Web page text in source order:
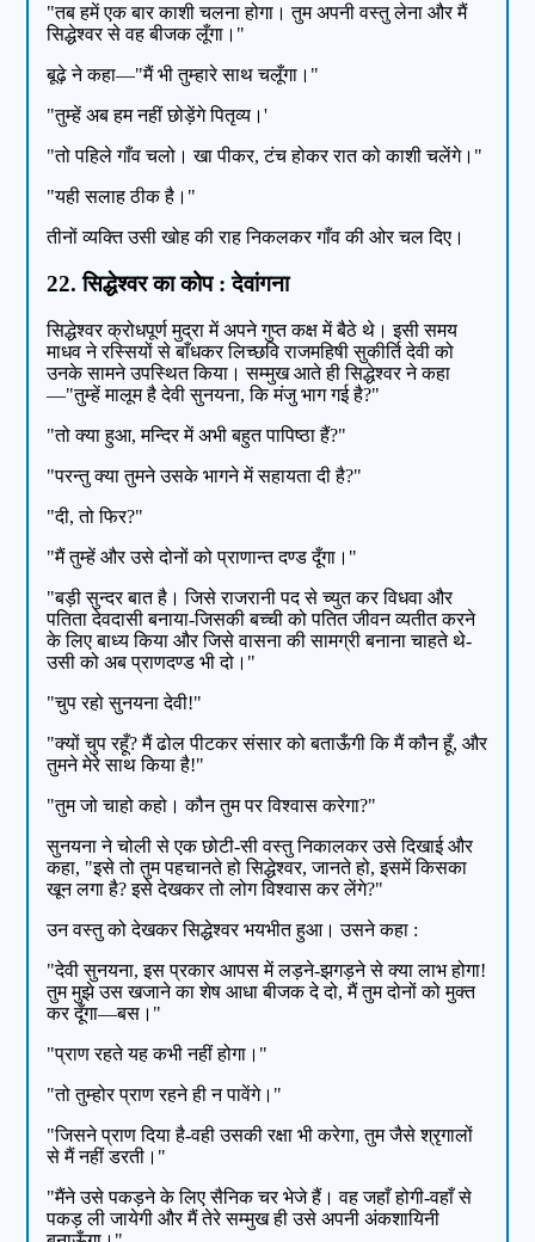
"तब हमें एक बार काशी चलना होगा। तुम अपनी वस्तु लेना और मैं
सिद्धेश्वर से वह बीजक लूँगा।"
बूढ़े ने कहा—"मैं भी तुम्हारे साथ चलूँगा।"
"तुम्हें अब हम नहीं छोड़ेंगे पितृव्य।'
"तो पहिले गाँव चलो। खा पीकर, टंच होकर रात को काशी चलेंगे।"
"यही सलाह ठीक है।"
तीनों व्यक्ति उसी खोह की राह निकलकर गाँव की ओर चल दिए।
22. सिद्धेश्वर का कोप : देवांगना
सिद्धेश्वर क्रोधपूर्ण मुद्रा में अपने गुप्त कक्ष में बैठे थे। इसी समय
माधव ने रस्सियों से बाँधकर लिच्छवि राजमहिषी सुकीर्ति देवी को
उनके सामने उपस्थित किया। सम्मुख आते ही सिद्धेश्वर ने कहा
—"तुम्हें मालूम है देवी सुनयना, कि मंजु भाग गई है?"
"तो क्या हुआ, मन्दिर में अभी बहुत पापिष्ठा हैं?"
"परन्तु क्या तुमने उसके भागने में सहायता दी है?"
"दी, तो फिर?"
"मैं तुम्हें और उसे दोनों को प्राणान्त दण्ड दूँगा।"
"बड़ी सुन्दर बात है। जिसे राजरानी पद से च्युत कर विधवा और
पतिता देवदासी बनाया-जिसकी बच्ची को पतित जीवन व्यतीत करने
के लिए बाध्य किया और जिसे वासना की सामग्री बनाना चाहते थे-
उसी को अब प्राणदण्ड भी दो।"
"चुप रहो सुनयना देवी!"
"क्यों चुप रहूँ? मैं ढोल पीटकर संसार को बताऊँगी कि मैं कौन हूँ, और
तुमने मेरे साथ किया है!"
"तुम जो चाहो कहो। कौन तुम पर विश्वास करेगा?"
सुनयना ने चोली से एक छोटी-सी वस्तु निकालकर उसे दिखाई और
कहा, "इसे तो तुम पहचानते हो सिद्धेश्वर, जानते हो, इसमें किसका
खून लगा है? इसे देखकर तो लोग विश्वास कर लेंगे?"
उन वस्तु को देखकर सिद्धेश्वर भयभीत हुआ। उसने कहा :
"देवी सुनयना, इस प्रकार आपस में लड़ने-झगड़ने से क्या लाभ होगा!
तुम मुझे उस खजाने का शेष आधा बीजक दे दो, मैं तुम दोनों को मुक्त
कर दूँगा––बस।"
"प्राण रहते यह कभी नहीं होगा।"
"तो तुम्होर प्राण रहने ही न पावेंगे।"
"जिसने प्राण दिया है-वही उसकी रक्षा भी करेगा, तुम जैसे श्रृगालों
से मैं नहीं डरती।"
"मैंने उसे पकड़ने के लिए सैनिक चर भेजे हैं। वह जहाँ होगी-वहाँ से
पकड़ ली जायेगी और मैं तेरे सम्मुख ही उसे अपनी अंकशायिनी